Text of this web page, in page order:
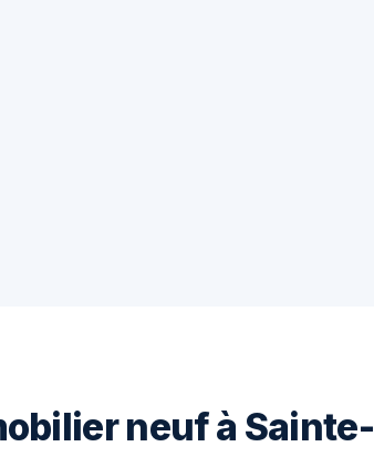
neuf à Sainte-